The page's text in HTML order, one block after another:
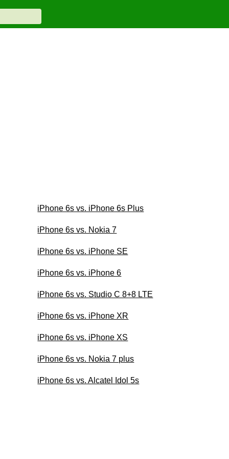
iPhone 6s vs. iPhone 6s Plus
iPhone 6s vs. Nokia 7
iPhone 6s vs. iPhone SE
iPhone 6s vs. iPhone 6
iPhone 6s vs. Studio C 8+8 LTE
iPhone 6s vs. iPhone XR
iPhone 6s vs. iPhone XS
iPhone 6s vs. Nokia 7 plus
iPhone 6s vs. Alcatel Idol 5s